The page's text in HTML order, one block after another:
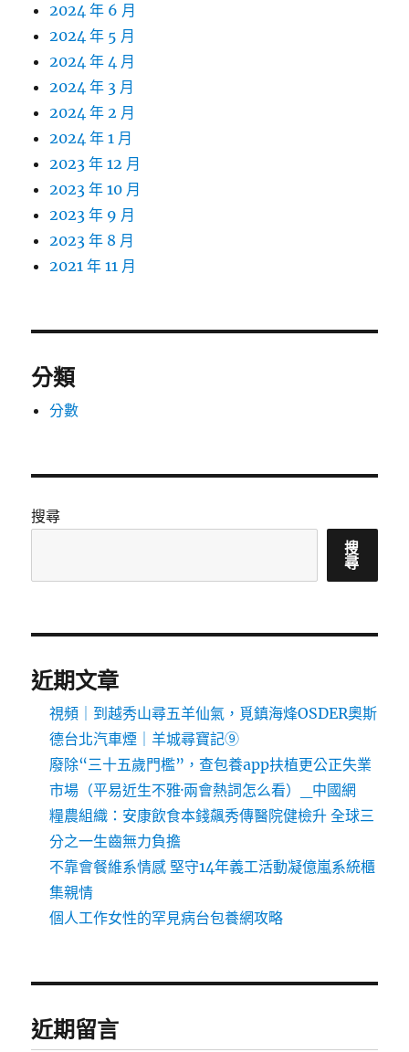
2024 年 6 月
2024 年 5 月
2024 年 4 月
2024 年 3 月
2024 年 2 月
2024 年 1 月
2023 年 12 月
2023 年 10 月
2023 年 9 月
2023 年 8 月
2021 年 11 月
分類
分數
搜尋
搜
尋
近期文章
視頻｜到越秀山尋五羊仙氣，覓鎮海烽OSDER奧斯
德台北汽車煙｜羊城尋寶記⑨
廢除“三十五歲門檻”，查包養app扶植更公正失業
市場（平易近生不雅·兩會熱詞怎么看）_中國網
糧農組織：安康飲食本錢飆秀傳醫院健檢升 全球三
分之一生齒無力負擔
不靠會餐維系情感 堅守14年義工活動凝億嵐系統櫃
集親情
個人工作女性的罕見病台包養網攻略
近期留言